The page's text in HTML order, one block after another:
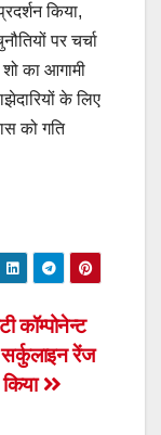
किया,
पर चर्चा
का आगामी
के लिए
को गति
कॉम्पोनेन्ट
रेंज